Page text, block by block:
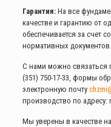
Гарантия:На все
качестве и гарантию от
обеспечивается за счет
нормативных документов.
С нами можно связаться
(351) 750-17-33 , формы
электронную почту
производство по адресу:
Мы уверены в качестве